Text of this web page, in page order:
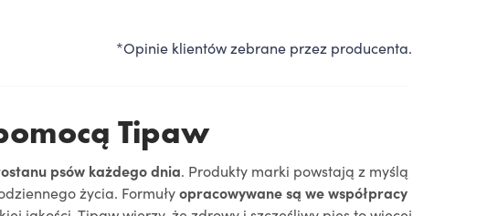
*Opinie klientów zebrane przez producenta.
Tipaw
psów każdego dnia. Produkty marki powstają z myślą
życia. Formułyopracowywane są we współpracy